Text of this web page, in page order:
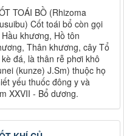
TOÁI BỒ (Rhizoma
Cốt toái bổ còn gọi
Hầu khương, Hồ tôn
Thân khương, cây Tổ
đá, là thân rễ phơi khô
(kunze) J.Sm) thuộc họ
yếu thuốc đông y và
XXVII - Bổ dương.